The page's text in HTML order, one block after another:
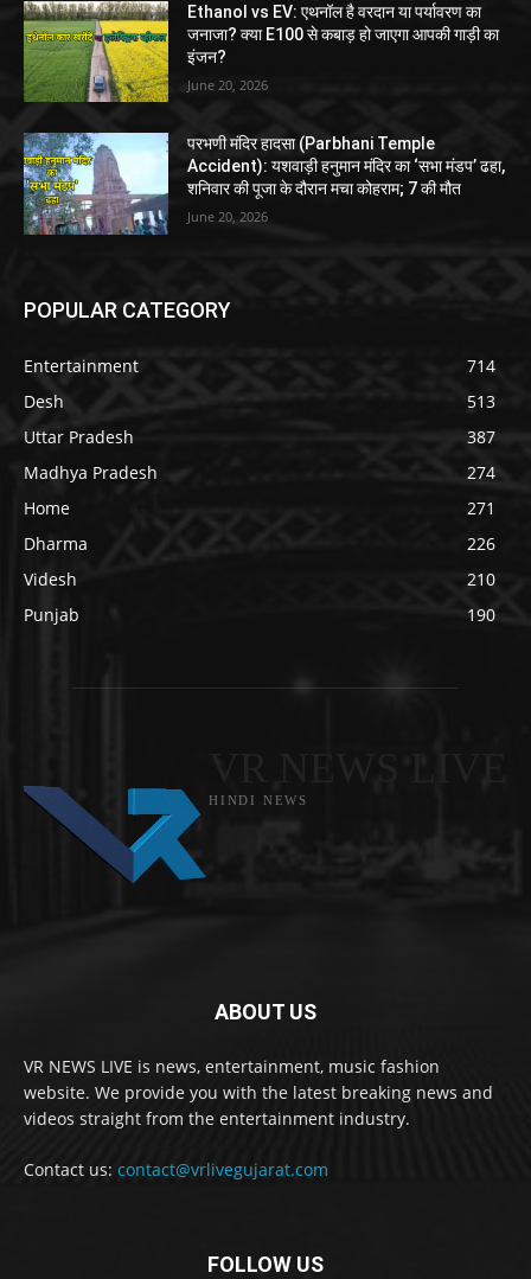
Ethanol vs EV: एथनॉल है वरदान या पर्यावरण का
जनाजा? क्या E100 से कबाड़ हो जाएगा आपकी गाड़ी का
इंजन?
June 20, 2026
परभणी मंदिर हादसा (Parbhani Temple
Accident): यशवाड़ी हनुमान मंदिर का ‘सभा मंडप’ ढहा,
शनिवार की पूजा के दौरान मचा कोहराम; 7 की मौत
June 20, 2026
POPULAR CATEGORY
Entertainment
714
Desh
513
Uttar Pradesh
387
Madhya Pradesh
274
Home
271
Dharma
226
Videsh
210
Punjab
190
HINDI NEWS
ABOUT US
VR NEWS LIVE is news, entertainment, music fashion
website. We provide you with the latest breaking news and
videos straight from the entertainment industry.
Contact us: contact@vrlivegujarat.com
FOLLOW US